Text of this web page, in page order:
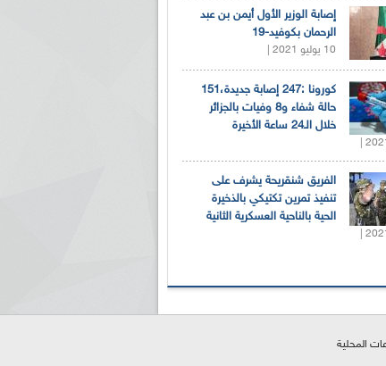
إصابة الوزير الأول أيمن بن عبد
الرحمان بكوفيد-19
10 يوليو 2021 |
كورونا :247 إصابة جديدة،151
حالة شفاء و8 وفيات بالجزائر
خلال الـ24 ساعة الأخيرة
الفريق شنقريحة يشرف على
تنفيذ تمرين تكتيكي بالذخيرة
الحية بالناحية العسكرية الثانية
المحلية